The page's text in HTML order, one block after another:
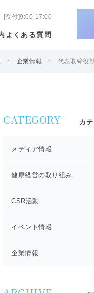
よくある質問
[受付]9:00-17:00
企業情報 代表取締役
CATEGORY カ
メディア情報
健康経営の取り組み
CSR活動
イベント情報
企業情報